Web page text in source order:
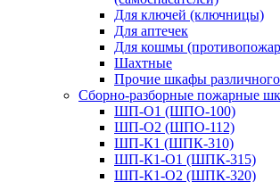
Для ключей (ключницы)
Для аптечек
Для кошмы
Шахтные
Прочие шкафы различного
Сборно-разборные пожарные
ШП-О1 (ШПО-100)
ШП-О2 (ШПО-112)
ШП-К1 (ШПК-310)
ШП-К1-О1 (ШПК-315)
ШП-К1-О2 (ШПК-320)